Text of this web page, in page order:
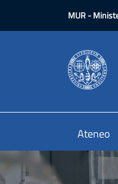
MUR-
Ateneo
Image